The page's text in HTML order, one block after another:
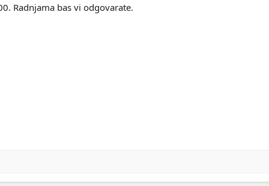
Radnjama bas vi odgovarate.